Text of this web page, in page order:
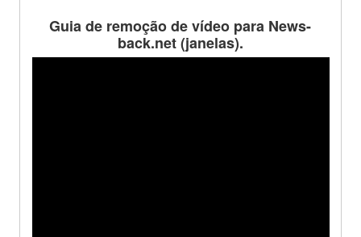
Guia de remoção de vídeo para News-
back.net (janelas).